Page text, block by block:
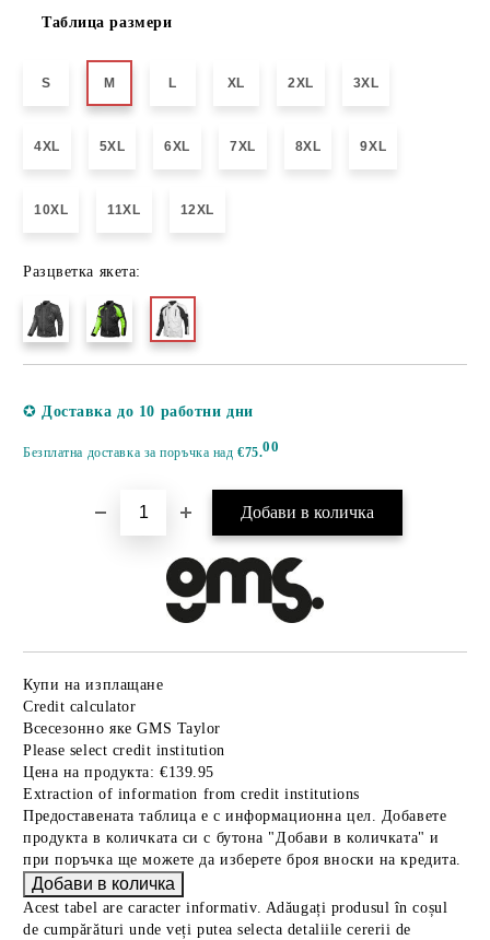
Таблица размери
S M L XL 2XL 3XL
4XL 5XL 6XL 7XL 8XL 9XL
10XL 11XL 12XL
Разцветка якета:
✪ Доставка до 10 работни дни
Безплатна доставка за поръчка над€75.00
Купи на изплащане
Credit calculator
Всесезонно яке GMS Taylor
Please select credit institution
Цена на продукта: €139.95
Extraction of information from credit institutions
Предоставената таблица е с информационна цел. Добавете
продукта в количката си с бутона "Добави в количката" и
при поръчка ще можете да изберете броя вноски на кредита.
Acest tabel are caracter informativ. Adăugați produsul în coșul
de cumpărături unde veți putea selecta detaliile cererii de